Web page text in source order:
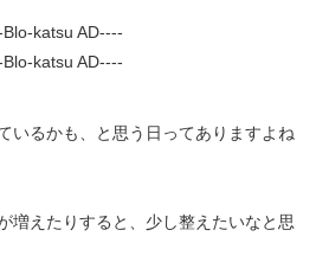
katsu AD----
katsu AD----
いるかも、と思う日ってありますよね
増えたりすると、少し整えたいなと思